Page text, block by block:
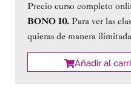
Precio curso completo
BONO 10. Para ver las
quieras de manera
Añadir al